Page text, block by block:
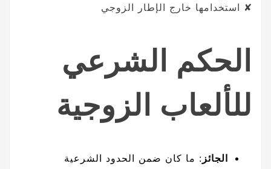
✘ استخدامها خارج الإطار الزوجي
الحكم الشرعي
للألعاب الزوجية
الجائز : ما كان ضمن الحدود الشرعية